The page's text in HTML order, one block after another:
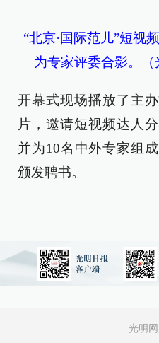
“北京·国际范儿”短视
为专家评委合影。（
开幕式现场播放了主
片，邀请短视频达人
并为10名中外专家组
颁发聘书。
光明